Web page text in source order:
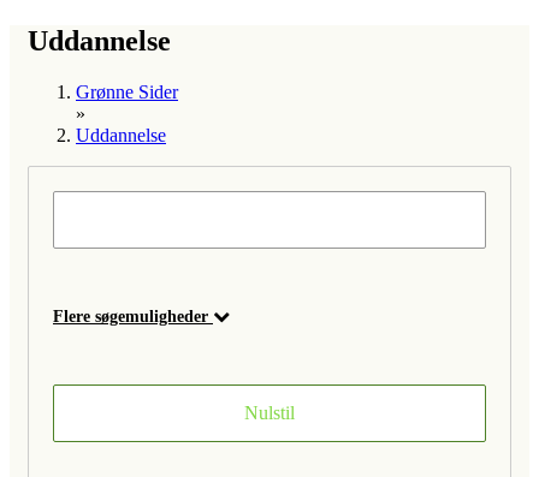
Uddannelse
Grønne Sider
»
Uddannelse
Flere søgemuligheder